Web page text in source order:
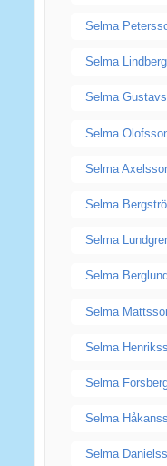
Selma
Selma Lindberg
Selma
Selma
Selma
Selma
Selma
Selma Berglund
Selma
Selma
Selma
Selma
Selma